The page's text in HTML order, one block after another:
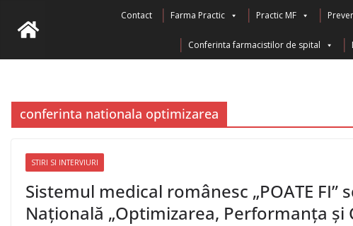
Contact Farma Practic Practic MF
Conferinta farmacistilor de spital
conferinta nationala optimizarea
STIRI SI INTERVIURI
Sistemul medical românesc „POATE
Națională „Optimizarea, Performanța și